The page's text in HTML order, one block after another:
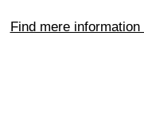
Find mere